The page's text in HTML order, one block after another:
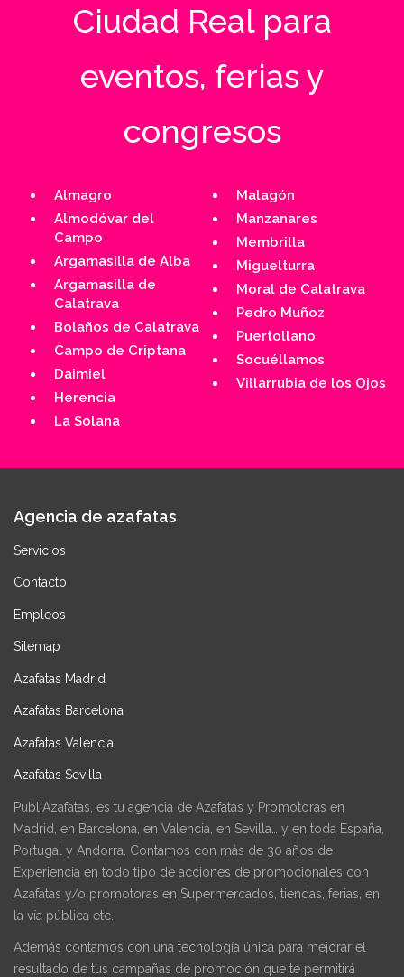
Ciudad Real para
eventos, ferias y
congresos
Almagro
Almodóvar del
Campo
Argamasilla de Alba
Argamasilla de
Calatrava
Bolaños de Calatrava
Campo de Criptana
Daimiel
Herencia
La Solana
Malagón
Manzanares
Membrilla
Miguelturra
Moral de Calatrava
Pedro Muñoz
Puertollano
Socuéllamos
Villarrubia de los Ojos
Agencia de azafatas
Servicios
Contacto
Empleos
Sitemap
Azafatas Madrid
Azafatas Barcelona
Azafatas Valencia
Azafatas Sevilla
PubliAzafatas, es tu agencia de Azafatas y Promotoras en
Madrid, en Barcelona, en Valencia, en Sevilla… y en toda España,
Portugal y Andorra. Contamos con más de 30 años de
Experiencia en todo tipo de acciones de promocionales con
Azafatas y/o promotoras en Supermercados, tiendas, ferias, en
la vía pública etc.
Además contamos con una tecnología única para mejorar el
resultado de tus campañas de promoción que te permitirá